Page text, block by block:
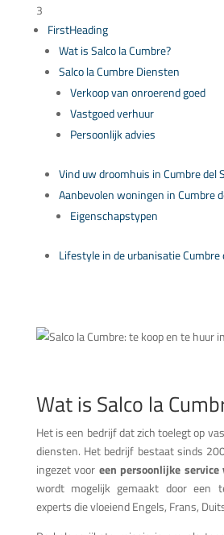
3
FirstHeading
Wat is Salco la Cumbre?
Salco la Cumbre Diensten
Verkoop van onroerend goed
Vastgoed verhuur
Persoonlijk advies
Vind uw droomhuis in Cumbre del
Aanbevolen woningen in Cumbre
Eigenschapstypen
Lifestyle in de urbanisatie Cumbre
Wat is Salco la
Het is een bedrijf dat zich toelegt op
diensten. Het bedrijf bestaat sinds
ingezet voor een persoonlijke
wordt mogelijk gemaakt door een
experts die vloeiend Engels, Frans,